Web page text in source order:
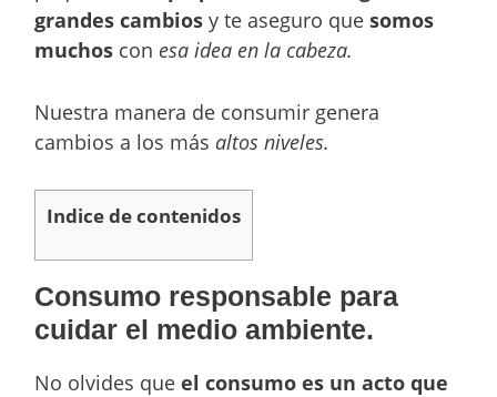
grandes cambios y te aseguro quesomos
muchos con esa idea en la cabeza.
Nuestra manera de consumir genera
cambios a los más altos niveles.
Indice de contenidos
Consumo responsable para
cuidar el medio ambiente.
No olvides queel consumo es un acto que